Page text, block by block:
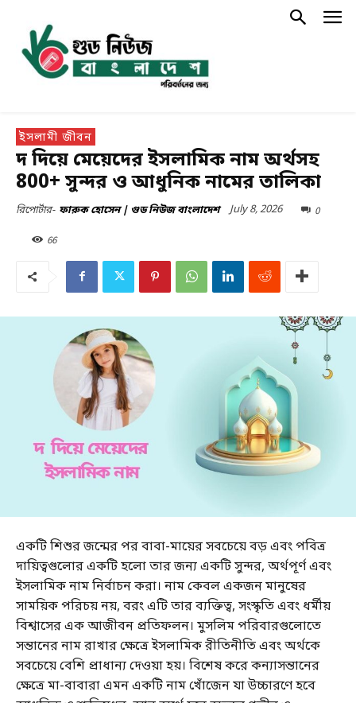
ইসলামী জীবন
দ দিয়ে মেয়েদের ইসলামিক নাম অর্থসহ
800+ সুন্দর ও আধুনিক নামের তালিকা
রিপোর্টার- ফারুক হোসেন | গুড নিউজ বাংলাদেশ July 8, 2026 0
66
একটি শিশুর জন্মের পর বাবা-মায়ের সবচেয়ে বড় এবং পবিত্র
দায়িত্বগুলোর একটি হলো তার জন্য একটি সুন্দর, অর্থপূর্ণ এবং
ইসলামিক নাম নির্বাচন করা। নাম কেবল একজন মানুষের
সাময়িক পরিচয় নয়, বরং এটি তার ব্যক্তিত্ব, সংস্কৃতি এবং ধর্মীয়
বিশ্বাসের এক আজীবন প্রতিফলন। মুসলিম পরিবারগুলোতে
সন্তানের নাম রাখার ক্ষেত্রে ইসলামিক রীতিনীতি এবং অর্থকে
সবচেয়ে বেশি প্রাধান্য দেওয়া হয়। বিশেষ করে কন্যাসন্তানের
ক্ষেত্রে মা-বাবারা এমন একটি নাম খোঁজেন যা উচ্চারণে হবে